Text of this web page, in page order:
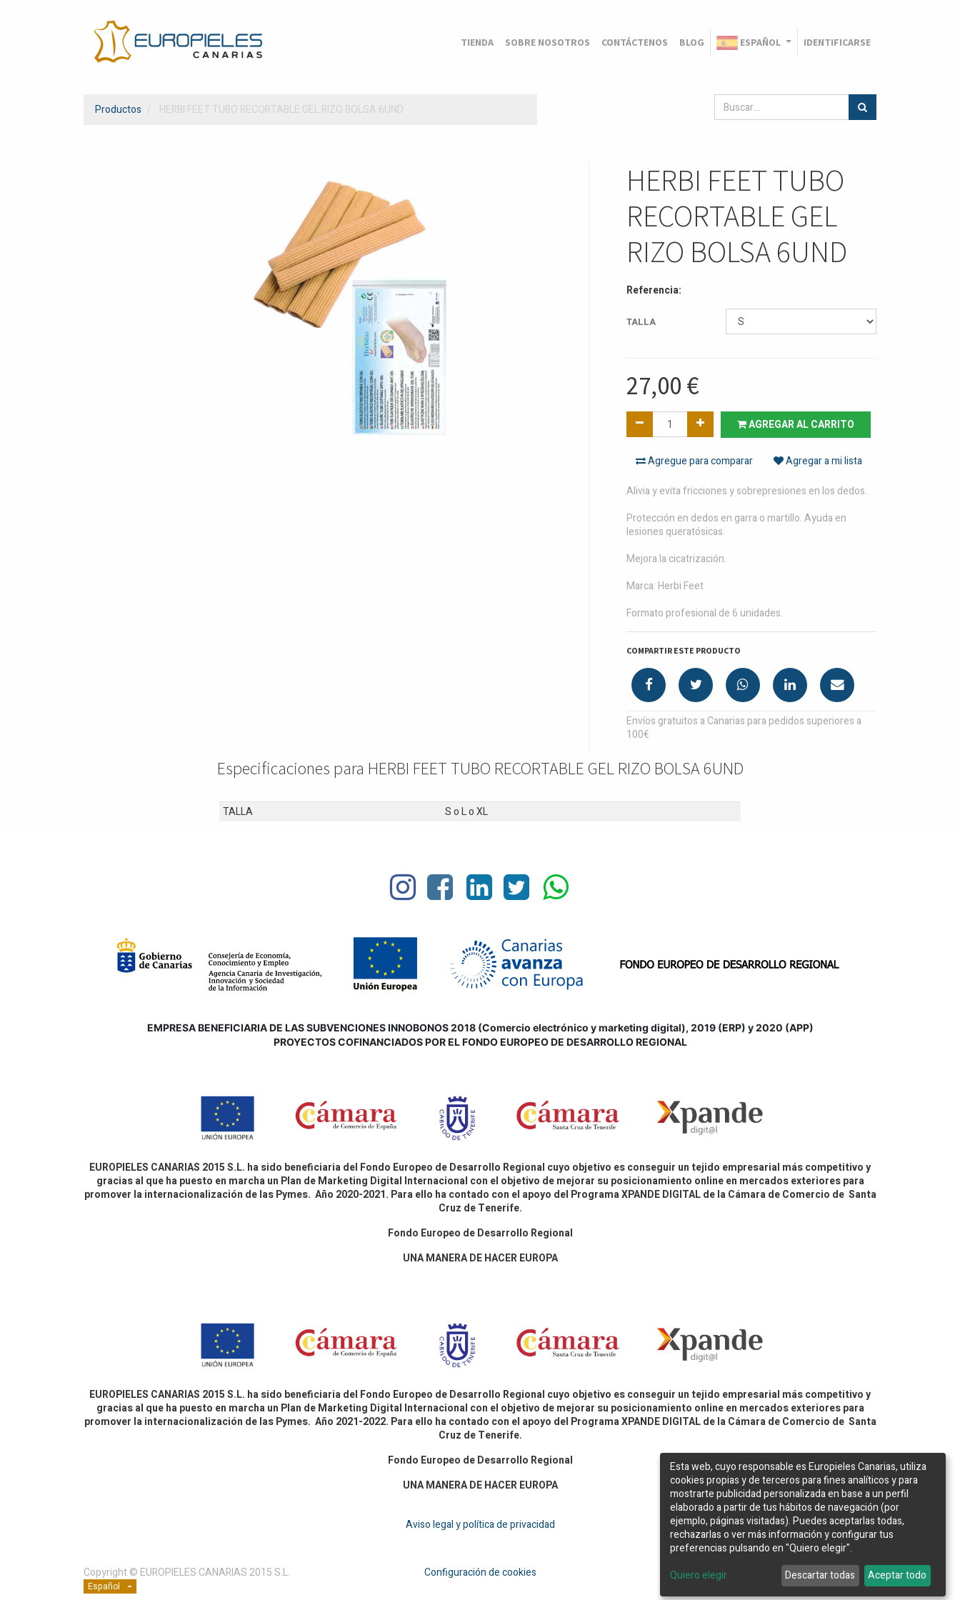
TIENDA SOBRE NOSOTROS CONTÁCTENOS BLOG ESPAÑOL IDENTIFICARSE
Productos HERBI FEET TUBO RECORTABLE GEL RIZO BOLSA 6UND
HERBI FEET TUBO
RECORTABLE GEL
RIZO BOLSA 6UND
Referencia:
TALLA
27,00 €
AGREGAR AL CARRITO
Agregue para comparar
Agregar a mi lista
Alivia y evita fricciones y sobrepresiones en los dedos.
Protección en dedos en garra o martillo. Ayuda en
lesiones queratósicas.
Mejora la cicatrización.
Marca: Herbi Feet
Formato profesional de 6 unidades.
COMPARTIR ESTE PRODUCTO
Envíos gratuitos a Canarias para pedidos superiores a
100€
Especificaciones para HERBI FEET TUBO RECORTABLE GEL RIZO BOLSA 6UND
TALLA SoLoXL
EMPRESA BENEFICIARIA DE LAS SUBVENCIONES INNOBONOS 2018 (Comercio electrónico y marketing digital), 2019 (ERP) y 2020 (APP)
PROYECTOS COFINANCIADOS POR EL FONDO EUROPEO DE DESARROLLO REGIONAL
EUROPIELES CANARIAS 2015 S.L. ha sido beneficiaria del Fondo Europeo de Desarrollo Regional cuyo objetivo es conseguir un tejido empresarial más competitivo y
gracias al que ha puesto en marcha un Plan de Marketing Digital Internacional con el objetivo de mejorar su posicionamiento online en mercados exteriores para
promover la internacionalización de las Pymes. Año 2020-2021. Para ello ha contado con el apoyo del Programa XPANDE DIGITAL de la Cámara de Comercio de Santa
Cruz de Tenerife.
Fondo Europeo de Desarrollo Regional
UNA MANERA DE HACER EUROPA
EUROPIELES CANARIAS 2015 S.L. ha sido beneficiaria del Fondo Europeo de Desarrollo Regional cuyo objetivo es conseguir un tejido empresarial más competitivo y
gracias al que ha puesto en marcha un Plan de Marketing Digital Internacional con el objetivo de mejorar su posicionamiento online en mercados exteriores para
promover la internacionalización de las Pymes. Año 2021-2022. Para ello ha contado con el apoyo del Programa XPANDE DIGITAL de la Cámara de Comercio de Santa
Cruz de Tenerife.
Fondo Europeo de Desarrollo Regional
UNA MANERA DE HACER EUROPA
Aviso legal y política de privacidad
Copyright © EUROPIELES CANARIAS 2015 S.L.
Español
Configuración de cookies Web desarrollada porBakata Solutions
Esta web, cuyo responsable es Europieles Canarias, utiliza
cookies propias y de terceros para fines analíticos y para
mostrarte publicidad personalizada en base a un perfil
elaborado a partir de tus hábitos de navegación (por
ejemplo, páginas visitadas). Puedes aceptarlas todas,
rechazarlas o ver más información y configurar tus
preferencias pulsando en "Quiero elegir".
Quiero elegir
Descartar todas Aceptar todo